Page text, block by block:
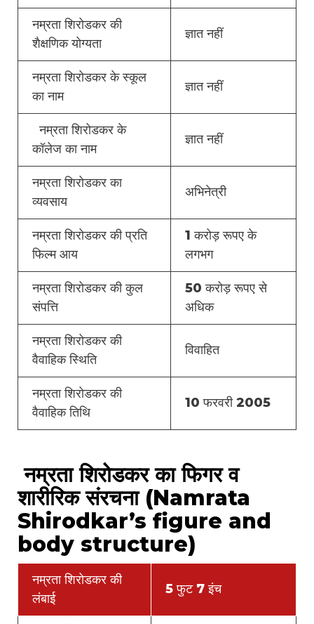
नम्रता शिरोडकर की
शैक्षणिक योग्यता
ज्ञात नहीं
नम्रता शिरोडकर के स्कूल
का नाम
ज्ञात नहीं
नम्रता शिरोडकर के
कॉलेज का नाम
ज्ञात नहीं
नम्रता शिरोडकर का
व्यवसाय
अभिनेत्री
नम्रता शिरोडकर की प्रति
फिल्म आय
1 करोड़ रूपए के
लगभग
नम्रता शिरोडकर की कुल
संपत्ति
50 करोड़ रूपए से
अधिक
नम्रता शिरोडकर की
वैवाहिक स्थिति
विवाहित
नम्रता शिरोडकर की
वैवाहिक तिथि
10 फरवरी 2005
नम्रता शिरोडकर का फिगर व
शारीरिक संरचना (Namrata
Shirodkar’s figure and
body structure)
नम्रता शिरोडकर की
लंबाई
5 फुट 7 इंच